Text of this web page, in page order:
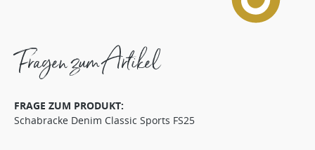
Fragen zum Artikel
FRAGE ZUM PRODUKT:
Schabracke Denim Classic Sports FS25